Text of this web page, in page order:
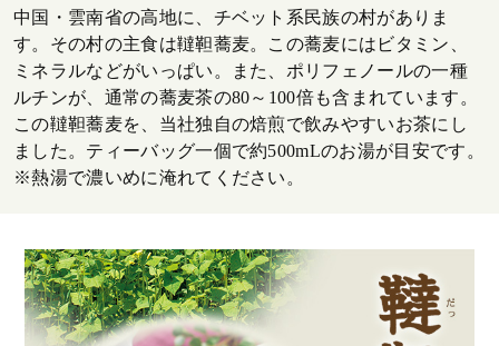
中国・雲南省の高地に、チベット系民族の村がありま
す。その村の主食は韃靼蕎麦。この蕎麦にはビタミン、
ミネラルなどがいっぱい。また、ポリフェノールの一種
ルチンが、通常の蕎麦茶の80～100倍も含まれています。
この韃靼蕎麦を、当社独自の焙煎で飲みやすいお茶にし
ました。ティーバッグ一個で約500mLのお湯が目安です。
※熱湯で濃いめに淹れてください。